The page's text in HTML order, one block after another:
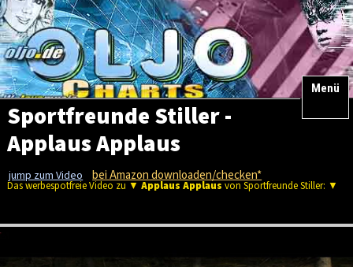
Menü
Sportfreunde Stiller -
Applaus Applaus
jump zum Video bei Amazon downloaden/checken*
Das werbespotfreie Video zu ▼ Applaus Applaus von Sportfreunde Stiller: ▼